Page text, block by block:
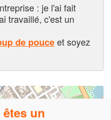
: je l'ai fait
travaillé, c'est un
de pouceet soyez
un